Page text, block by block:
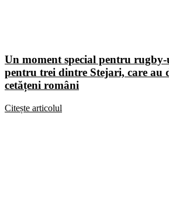
Un moment special pentru rugby-
pentru trei dintre Stejari, care au
cetățeni români
Citește articolul